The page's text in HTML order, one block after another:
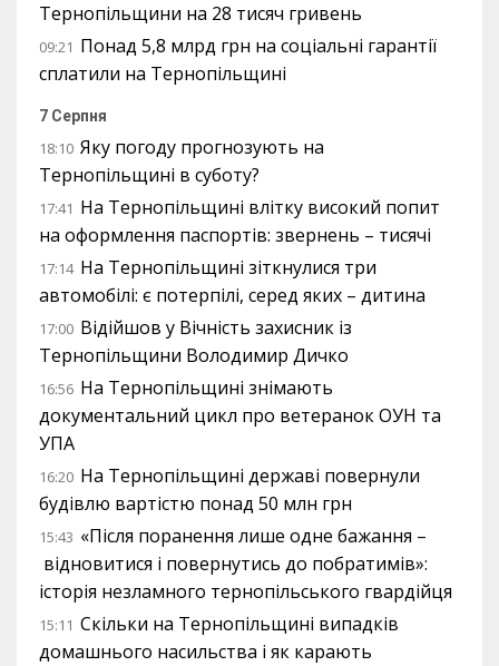
Тернопільщини на 28 тисяч гривень
09:21 Понад 5,8 млрд грн на соціальні гарантії
сплатили на Тернопільщині
7 Серпня
18:10 Яку погоду прогнозують на
Тернопільщині в суботу?
17:41 На Тернопільщині влітку високий попит
на оформлення паспортів: звернень – тисячі
17:14 На Тернопільщині зіткнулися три
автомобілі: є потерпілі, серед яких – дитина
17:00 Відійшов у Вічність захисник із
Тернопільщини Володимир Дичко
16:56 На Тернопільщині знімають
документальний цикл про ветеранок ОУН та
УПА
16:20 На Тернопільщині державі повернули
будівлю вартістю понад 50 млн грн
15:43 «Після поранення лише одне бажання –
відновитися і повернутись до побратимів»:
історія незламного тернопільського гвардійця
15:11 Скільки на Тернопільщині випадків
домашнього насильства і як карають